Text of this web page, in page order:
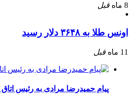
8 ماه قبل
اونس طلا به ۳۶۴۸ دلار رسید
11 ماه قبل
پیام حمیدرضا مرادی به رئیس